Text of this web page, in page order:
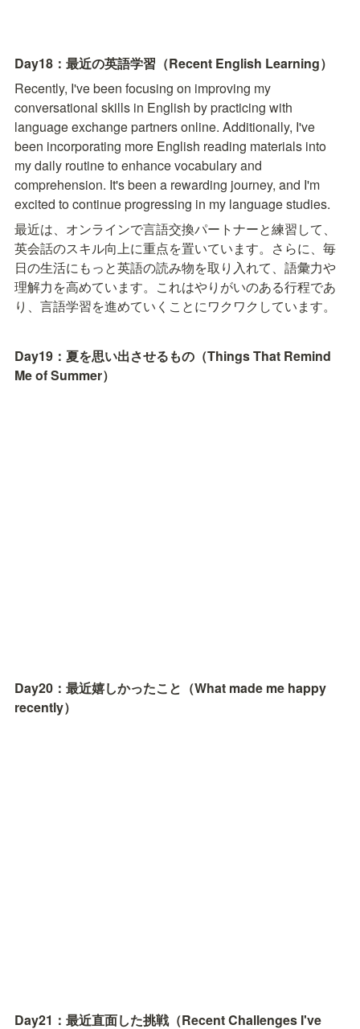
Day18：最近の英語学習（Recent English Learning）
Recently, I've been focusing on improving my
conversational skills in English by practicing with
language exchange partners online. Additionally, I've
been incorporating more English reading materials into
my daily routine to enhance vocabulary and
comprehension. It's been a rewarding journey, and I'm
excited to continue progressing in my language studies.
最近は、オンラインで言語交換パートナーと練習して、
英会話のスキル向上に重点を置いています。さらに、毎
日の生活にもっと英語の読み物を取り入れて、語彙力や
理解力を高めています。これはやりがいのある行程であ
り、言語学習を進めていくことにワクワクしています。
Day19：夏を思い出させるもの（Things That Remind
Me of Summer）
Day20：最近嬉しかったこと（What made me happy
recently）
Day21：最近直面した挑戦（Recent Challenges I've